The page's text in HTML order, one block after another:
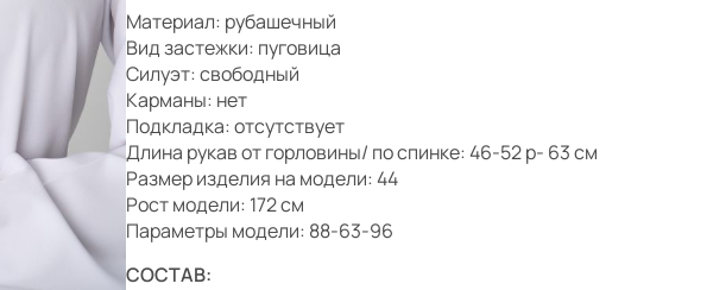
Материал: рубашечный
Вид застежки: пуговица
Силуэт: свободный
Карманы: нет
Подкладка: отсутствует
Длина рукав от горловины/ по спинке: 46-52 р- 63 см
Размер изделия на модели: 44
Рост модели: 172 см
Параметры модели: 88-63-96
СОСТАВ: